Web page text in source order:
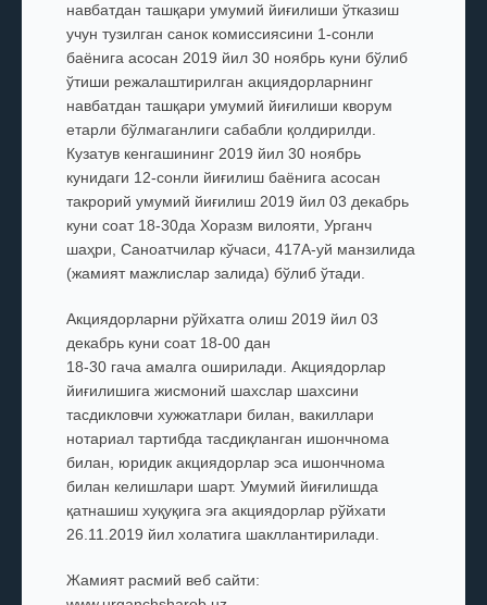
навбатдан ташқари умумий йиғилиши ўтказиш
учун тузилган санок комиссиясини 1-сонли
баёнига асосан 2019 йил 30 ноябрь куни бўлиб
ўтиши режалаштирилган акциядорларнинг
навбатдан ташқари умумий йиғилиши кворум
етарли бўлмаганлиги сабабли қолдирилди.
Кузатув кенгашининг 2019 йил 30 ноябрь
кунидаги 12-сонли йиғилиш баёнига асосан
такрорий умумий йиғилиш 2019 йил 03 декабрь
куни соат 18-30да Хоразм вилояти, Урганч
шаҳри, Саноатчилар кўчаси, 417А-уй манзилида
(жамият мажлислар залида) бўлиб ўтади.
Акциядорларни рўйхатга олиш 2019 йил 03
декабрь куни соат 18-00 дан
18-30 гача амалга оширилади. Акциядорлар
йиғилишига жисмоний шахслар шахсини
тасдикловчи хужжатлари билан, вакиллари
нотариал тартибда тасдиқланган ишончнома
билан, юридик акциядорлар эса ишончнома
билан келишлари шарт. Умумий йиғилишда
қатнашиш хуқуқига эга акциядорлар рўйхати
26.11.2019 йил холатига шакллантирилади.
Жамият расмий веб сайти: